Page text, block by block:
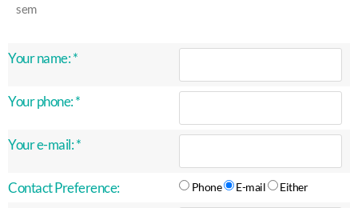
sem
Your name:*
Your phone:*
Your e-mail:*
Contact Preference: Phone E-mail Either